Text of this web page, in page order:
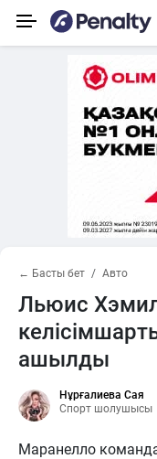
← Басты бет Авто
Льюис
ашылды
Нұрғалиева Сая
Спорт шолушысы
Маранелло